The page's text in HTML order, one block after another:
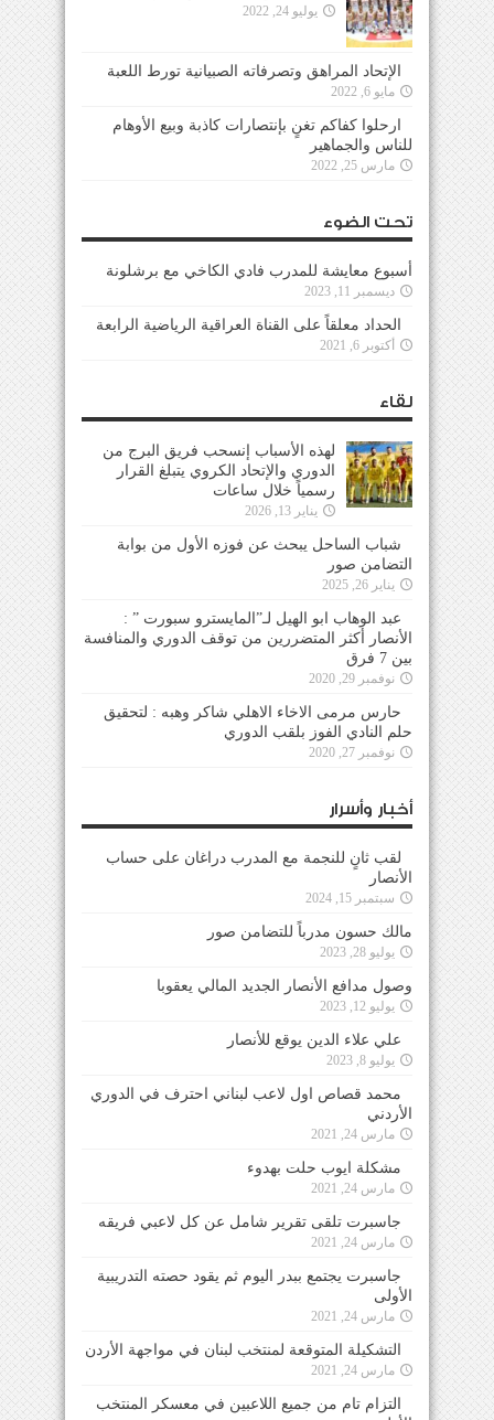
يوليو 24, 2022
الإتحاد المراهق وتصرفاته الصبيانية تورط اللعبة
مايو 6, 2022
ارحلوا كفاكم تغنٍ بإنتصارات كاذبة وبيع الأوهام
للناس والجماهير
مارس 25, 2022
تحت الضوء
أسبوع معايشة للمدرب فادي الكاخي مع برشلونة
ديسمبر 11, 2023
الحداد معلقاً على القناة العراقية الرياضية الرابعة
أكتوبر 6, 2021
لقاء
لهذه الأسباب إنسحب فريق البرج من
الدوري والإتحاد الكروي يتبلغ القرار
رسمياً خلال ساعات
يناير 13, 2026
شباب الساحل يبحث عن فوزه الأول من بوابة
التضامن صور
يناير 26, 2025
عبد الوهاب ابو الهيل لـ”المايسترو سبورت ” :
الأنصار أكثر المتضررين من توقف الدوري والمنافسة
بين 7 فرق
نوفمبر 29, 2020
حارس مرمى الاخاء الاهلي شاكر وهبه : لتحقيق
حلم النادي الفوز بلقب الدوري
نوفمبر 27, 2020
أخبار وأسرار
لقب ثانٍ للنجمة مع المدرب دراغان على حساب
الأنصار
سبتمبر 15, 2024
مالك حسون مدرباً للتضامن صور
يوليو 28, 2023
وصول مدافع الأنصار الجديد المالي يعقوبا
يوليو 12, 2023
علي علاء الدين يوقع للأنصار
يوليو 8, 2023
محمد قصاص اول لاعب لبناني احترف في الدوري
الأردني
مارس 24, 2021
مشكلة ايوب حلت بهدوء
مارس 24, 2021
جاسبرت تلقى تقرير شامل عن كل لاعبي فريقه
مارس 24, 2021
جاسبرت يجتمع ببدر اليوم ثم يقود حصته التدريبية
الأولى
مارس 24, 2021
التشكيلة المتوقعة لمنتخب لبنان في مواجهة الأردن
مارس 24, 2021
التزام تام من جميع اللاعبين في معسكر المنتخب